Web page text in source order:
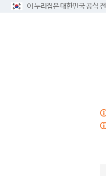
이 누리집은 대한민국 공식